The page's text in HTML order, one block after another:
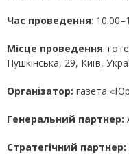
Час проведення:
Місце проведення:
Пушкінська, 29, Київ,
Організатор: газета
Генеральний партнер:
Стратегічний партнер: